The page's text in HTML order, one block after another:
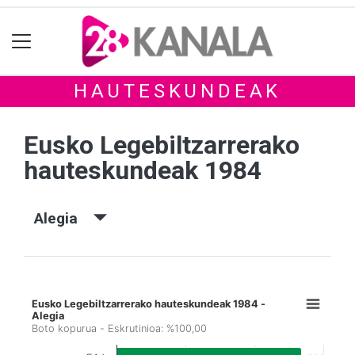
HAUTESKUNDEAK
Eusko Legebiltzarrerako
hauteskundeak 1984
Alegia
Eusko Legebiltzarrerako hauteskundeak 1984 -
Alegia
Boto kopurua - Eskrutinioa: %100,00